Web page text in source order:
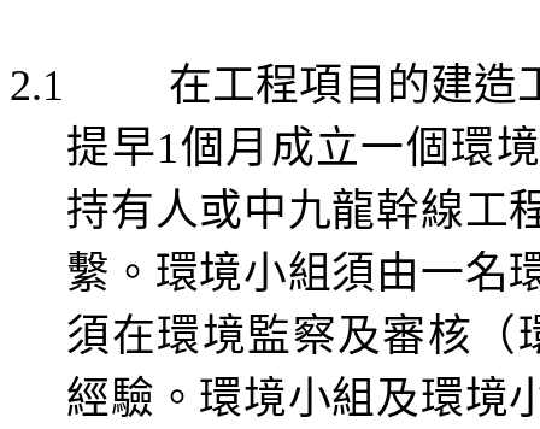
2.1
在工程項目的建造
提早1個月成立一個環
持有人或中九龍幹線工
繫。環境小組須由一名
須在環境監察及審核
經驗。環境小組及環境